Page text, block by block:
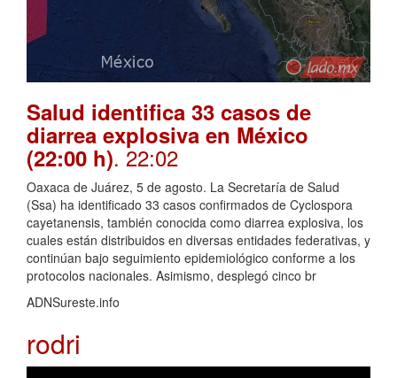
Salud identifica 33 casos de
diarrea explosiva en México
(22:00 h). 22:02
Oaxaca de Juárez, 5 de agosto. La Secretaría de Salud
(Ssa) ha identificado 33 casos confirmados de Cyclospora
cayetanensis, también conocida como diarrea explosiva, los
cuales están distribuidos en diversas entidades federativas, y
continúan bajo seguimiento epidemiológico conforme a los
protocolos nacionales. Asimismo, desplegó cinco br
ADNSureste.info
rodri